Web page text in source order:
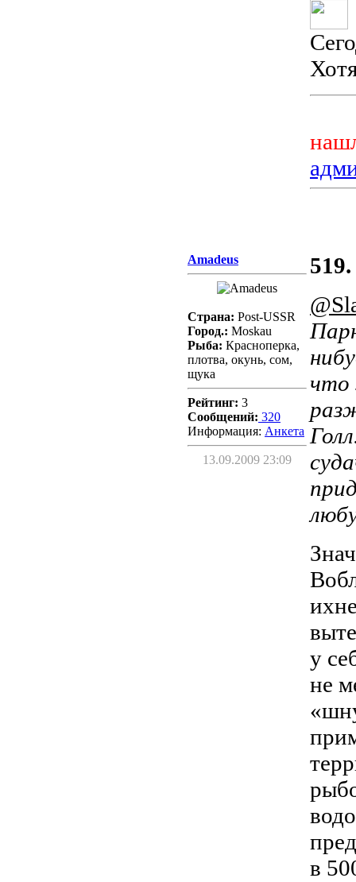
Amadeus
Страна: Post-USSR
Город.: Moskau
Рыба: Красноперка,
плотва, окунь, сом,
щука
Рейтинг: 3
Сообщений: 320
Информация: Aнкета
13.09.2009 23:09
519.
что
у
не
в